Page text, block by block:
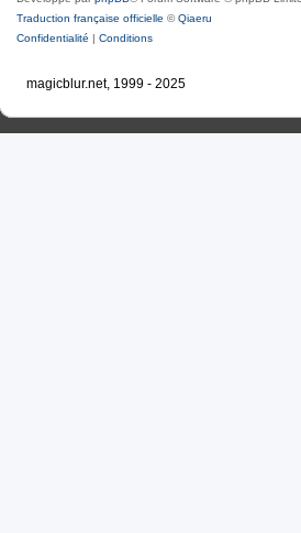
Traduction française officielle ©Qiaeru
Confidentialité | Conditions
magicblur.net, 1999 - 2025